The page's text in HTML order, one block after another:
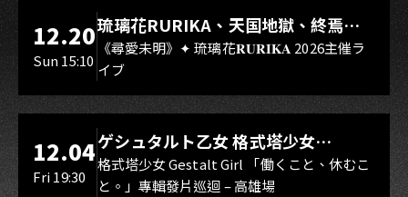
LIVE WAREHOUSE 小庫
12.20
Sun 15:10
琉璃花RURIKA、天国地獄、終焉
Rebirth、DUALIA、無我夢中、花奏
スマイル（O.A.）
《尋愛未明》✦ 琉璃花𝐑𝐔𝐑𝐈𝐊𝐀 2026主催ラ
イブ
LIVE WAREHOUSE 小庫
12.04
Fri 19:30
ゲシュタルト乙女 格式塔少女
Gestalt Girl
格式塔少女 Gestalt Girl 「働くこと、休むこ
と。」專輯發片巡迴 – 高雄場